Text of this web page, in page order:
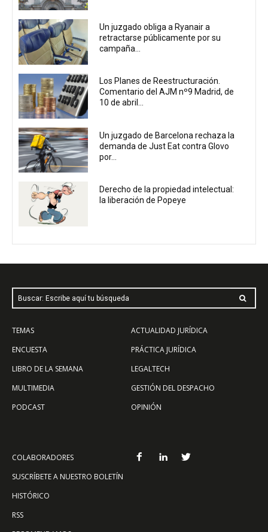
Un juzgado obliga a Ryanair a
retractarse públicamente por su
campaña...
Los Planes de Reestructuración.
Comentario del AJM nº9 Madrid, de
10 de abril...
Un juzgado de Barcelona rechaza la
demanda de Just Eat contra Glovo
por...
Derecho de la propiedad intelectual:
la liberación de Popeye
Buscar: Escribe aquí tu búsqueda
TEMAS
ENCUESTA
LIBRO DE LA SEMANA
MULTIMEDIA
PODCAST
ACTUALIDAD JURÍDICA
PRÁCTICA JURÍDICA
LEGALTECH
GESTIÓN DEL DESPACHO
OPINIÓN
COLABORADORES
SUSCRÍBETE A NUESTRO BOLETÍN
HISTÓRICO
RSS